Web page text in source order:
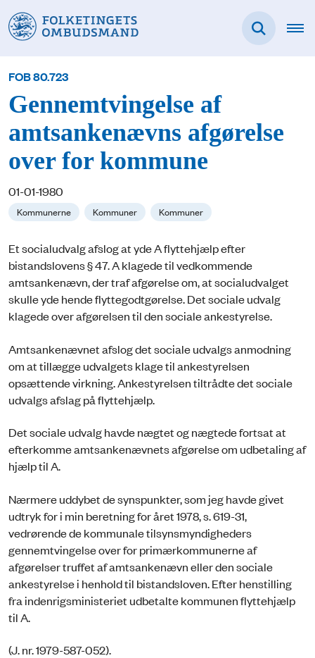
FOB 80.723
Gennemtvingelse af
amtsankenævns afgørelse
over for kommune
01-01-1980
Kommunerne Kommuner Kommuner
Et socialudvalg afslog at yde A flyttehjælp efter
bistandslovens § 47. A klagede til vedkommende
amtsankenævn, der traf afgørelse om, at socialudvalget
skulle yde hende flyttegodtgørelse. Det sociale udvalg
klagede over afgørelsen til den sociale ankestyrelse.
Amtsankenævnet afslog det sociale udvalgs anmodning
om at tillægge udvalgets klage til ankestyrelsen
opsættende virkning. Ankestyrelsen tiltrådte det sociale
udvalgs afslag på flyttehjælp.
Det sociale udvalg havde nægtet og nægtede fortsat at
efterkomme amtsankenævnets afgørelse om udbetaling af
hjælp til A.
Nærmere uddybet de synspunkter, som jeg havde givet
udtryk for i min beretning for året 1978, s. 619-31,
vedrørende de kommunale tilsynsmyndigheders
gennemtvingelse over for primærkommunerne af
afgørelser truffet af amtsankenævn eller den sociale
ankestyrelse i henhold til bistandsloven. Efter henstilling
fra indenrigsministeriet udbetalte kommunen flyttehjælp
til A.
(J. nr. 1979-587-052).